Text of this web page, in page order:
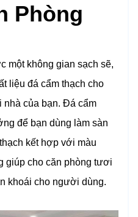
Phòng
một không gian sạch sẽ,
liệu đá cẩm thạch cho
nhà của bạn. Đá cẩm
để bạn dùng làm sàn
kết hợp với màu
giúp cho căn phòng tươi
khoái cho người dùng.